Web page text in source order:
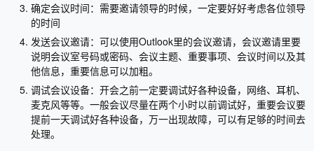
确定会议时间：需要邀请领导的时候，一定要好好考虑各位领导
的时间
发送会议邀请：可以使用Outlook里的会议邀请，会议邀请里要
说明会议室号码或密码、会议主题、重要事项、会议时间以及其
他信息，重要信息可以加粗。
调试会议设备：开会之前一定要调试好各种设备，网络、耳机、
麦克风等等。一般会议尽量在两个小时以前调试好，重要会议要
提前一天调试好各种设备，万一出现故障，可以有足够的时间去
处理。